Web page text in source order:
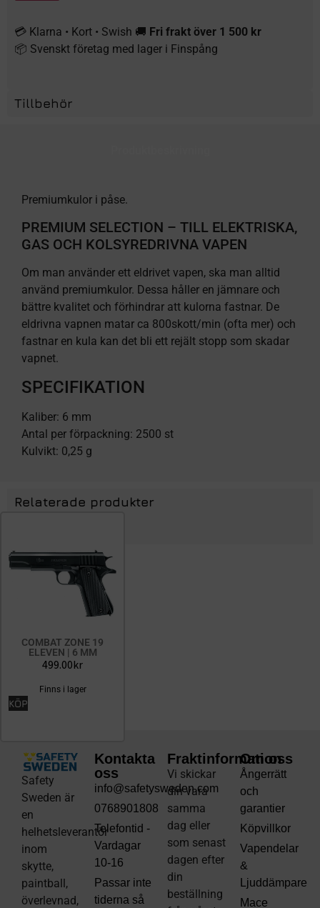
💳 Klarna • Kort • Swish 🚚 Fri frakt över 1 500 kr
📦 Svenskt företag med lager i Finspång
Tillbehör
Premiumkulor i påse.
PREMIUM SELECTION – TILL ELEKTRISKA,
GAS OCH KOLSYREDRIVNA VAPEN
Om man använder ett eldrivet vapen, ska man alltid
använd premiumkulor. Dessa håller en jämnare och
bättre kvalitet och förhindrar att kulorna fastnar. De
eldrivna vapnen matar ca 800skott/min (ofta mer) och
fastnar en kula kan det bli ett rejält stopp som skadar
vapnet.
SPECIFIKATION
Kaliber: 6 mm
Antal per förpackning: 2500 st
Kulvikt: 0,25 g
Relaterade produkter
COMBAT ZONE 19
ELEVEN | 6 MM
499.00kr
Finns i lager
KÖP
Safety
Sweden är
en
helhetsleverantör
inom
skytte,
paintball,
överlevnad,
Kontakta
oss
info@safetysweden.com
0768901808
Telefontid -
Vardagar
10-16
Passar inte
tiderna så
Fraktinformation
Vi skickar
din vara
samma
dag eller
som senast
dagen efter
din
beställning
Om oss
Ångerrätt
och
garantier
Köpvillkor
Vapendelar
&
Ljuddämpare
Mace